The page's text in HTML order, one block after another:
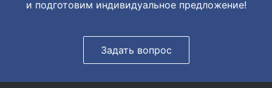
и подготовим индивидуальное предложение!
Задать вопрос